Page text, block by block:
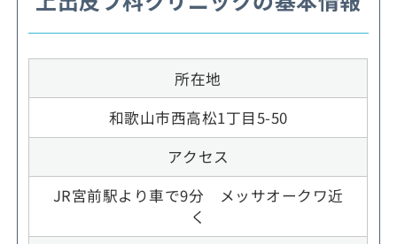
所在地
和歌山市西高松1丁目5-50
アクセス
JR宮前駅より車で9分 メッサオークワ近
く